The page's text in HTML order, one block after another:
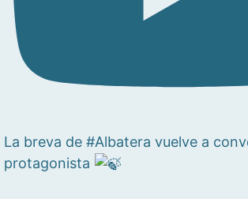
La breva de #Albatera vuelve a
protagonista